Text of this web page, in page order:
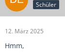
Schüler
12. März 2025
Hmm,